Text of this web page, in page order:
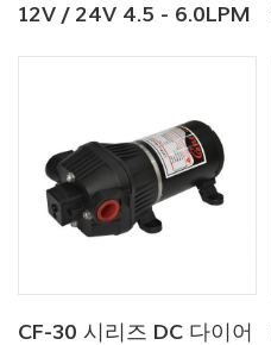
12V / 24V 4.5 - 6.0LPM
CF-30 시리즈 DC 다이어